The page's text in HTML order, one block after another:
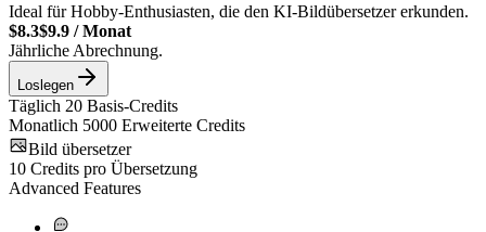
Ideal für Hobby-Enthusiasten, die den KI-Bildübersetzer erkunden.
$8.3$9.9 /Monat
Jährliche Abrechnung.
Loslegen
Täglich 20 Basis-Credits
Monatlich 5000 Erweiterte Credits
Bild übersetzer
10 Credits pro Übersetzung
Advanced Features